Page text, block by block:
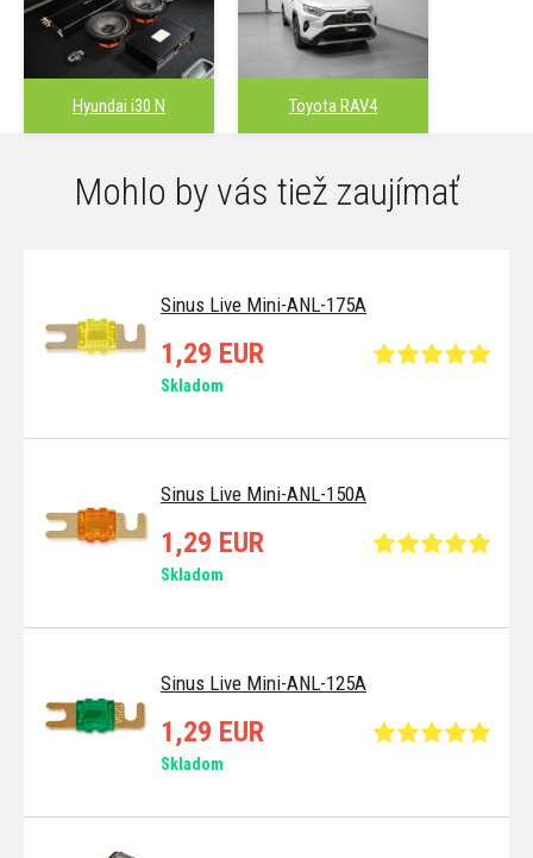
Hyundai i30 N Toyota RAV4
Mohlo by vás tiež zaujímať
Sinus Live Mini-ANL-175A
1,29 EUR
Skladom
Sinus Live Mini-ANL-150A
1,29 EUR
Skladom
Sinus Live Mini-ANL-125A
1,29 EUR
Skladom